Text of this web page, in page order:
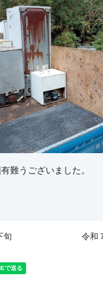
難うございました。
旬 令和